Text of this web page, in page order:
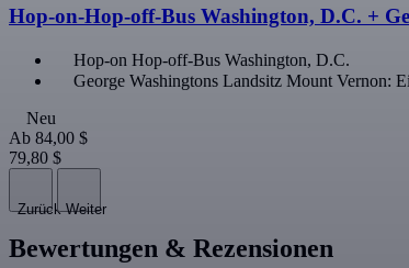
Hop-on-Hop-off-Bus Washington, D.C. +
Hop-on Hop-off-Bus Washington, D.C.
George Washingtons Landsitz Mount Vernon:
Neu
Ab 84,00 $
79,80 $
Zurück Weiter
Bewertungen & Rezensionen